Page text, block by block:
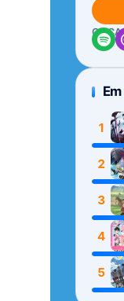
OUÇA
1
2
3
4
5